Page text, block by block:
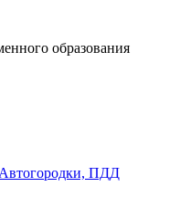
образования
ПДД